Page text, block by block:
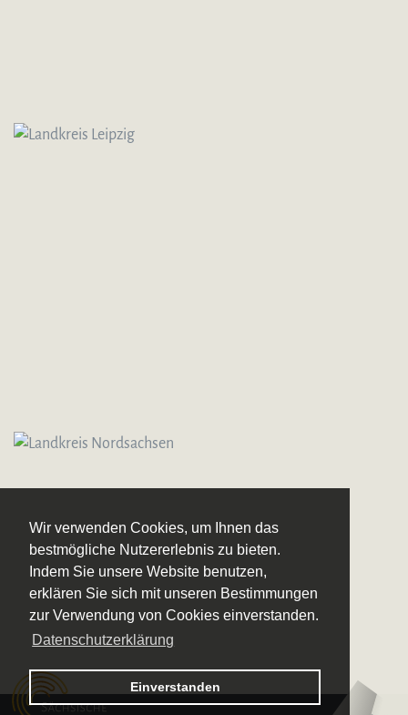
Wir verwenden Cookies, um Ihnen das
bestmögliche Nutzererlebnis zu bieten.
Indem Sie unsere Website benutzen,
erklären Sie sich mit unseren Bestimmungen
zur Verwendung von Cookies einverstanden.
Datenschutzerklärung
Einverstanden
Logo – Sächsische Bläserphilharmonie
Logo – Deutsche